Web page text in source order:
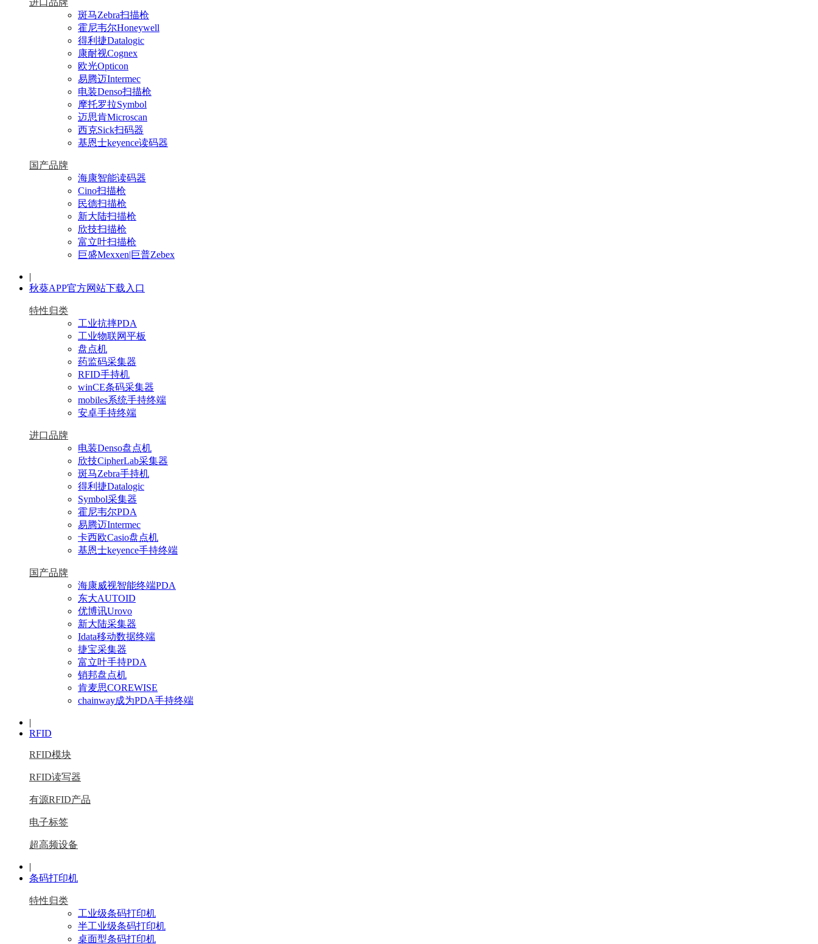
斑马Zebra扫描枪
霍尼韦尔Honeywell
得利捷Datalogic
康耐视Cognex
欧光Opticon
易腾迈Intermec
电装Denso扫描枪
摩托罗拉Symbol
迈思肯Microscan
西克Sick扫码器
基恩士keyence读码器
国产品牌
海康智能读码器
Cino扫描枪
民德扫描枪
新大陆扫描枪
欣技扫描枪
富立叶扫描枪
巨盛Mexxen|巨普Zebex
|
秋葵APP官方网站下载入口
特性归类
工业抗摔PDA
工业物联网平板
盘点机
药监码采集器
RFID手持机
winCE条码采集器
mobiles系统手持终端
安卓手持终端
进口品牌
电装Denso盘点机
欣技CipherLab采集器
斑马Zebra手持机
得利捷Datalogic
Symbol采集器
霍尼韦尔PDA
易腾迈Intermec
卡西欧Casio盘点机
基恩士keyence手持终端
国产品牌
海康威视智能终端PDA
东大AUTOID
优博讯Urovo
新大陆采集器
Idata移动数据终端
捷宝采集器
富立叶手持PDA
销邦盘点机
肯麦思COREWISE
chainway成为PDA手持终端
|
RFID
RFID模块
RFID读写器
有源RFID产品
电子标签
超高频设备
|
条码打印机
特性归类
工业级条码打印机
半工业级条码打印机
桌面型条码打印机